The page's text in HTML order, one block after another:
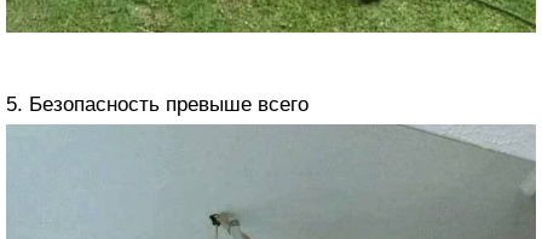
5. Безопасность превыше всего